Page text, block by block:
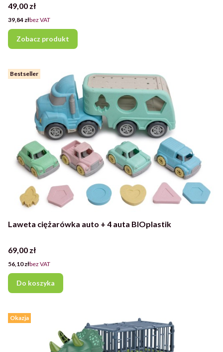
Cena
49,00 zł
Cena
39,84 złbez VAT
Zobacz produkt
Bestseller
Laweta ciężarówka auto + 4 auta BIOplastik
Cena
69,00 zł
Cena
56,10 złbez VAT
Do koszyka
Okazja